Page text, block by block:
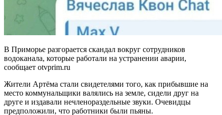
В Приморье разгорается скандал вокруг сотрудников
водоканала, которые работали на устранении аварии,
сообщает otvprim.ru
Жители Артёма стали свидетелями того, как прибывшие на
место коммунальщики валялись на земле, сидели друг на
друге и издавали нечленораздельные звуки. Очевидцы
предположили, что работники были пьяны.